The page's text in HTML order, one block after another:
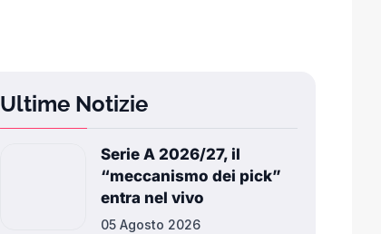
Ultime Notizie
Serie A 2026/27, il
“meccanismo dei pick”
entra nel vivo
05 Agosto 2026